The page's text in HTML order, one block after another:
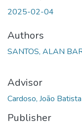
2025-02-04
Authors
SANTOS, ALAN
Advisor
Cardoso, João
Publisher